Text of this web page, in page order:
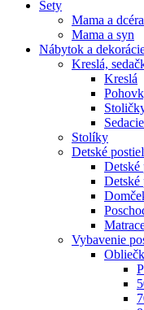
Sety
Mama a dcéra
Mama a syn
Nábytok a
Kreslá,
Kreslá
Stolíky
Detské
Detské
Vybavenie